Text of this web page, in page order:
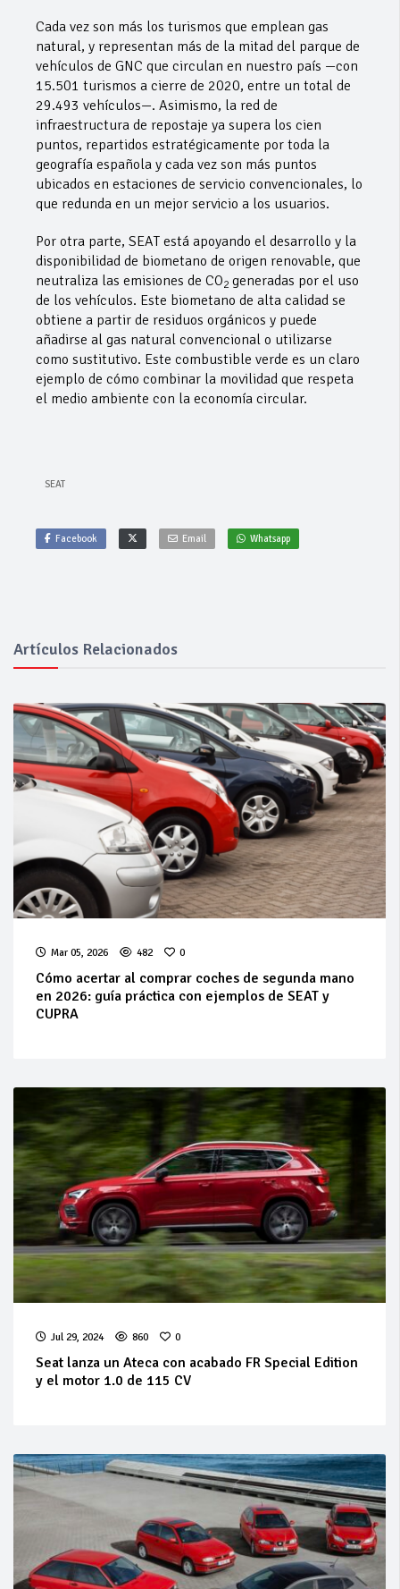
Cada vez son más los turismos que emplean gas
natural, y representan más de la mitad del parque de
vehículos de GNC que circulan en nuestro país —con
15.501 turismos a cierre de 2020, entre un total de
29.493 vehículos—. Asimismo, la red de
infraestructura de repostaje ya supera los cien
puntos, repartidos estratégicamente por toda la
geografía española y cada vez son más puntos
ubicados en estaciones de servicio convencionales, lo
que redunda en un mejor servicio a los usuarios.
Por otra parte, SEAT está apoyando el desarrollo y la
disponibilidad de biometano de origen renovable, que
neutraliza las emisiones de CO2 generadas por el uso
de los vehículos. Este biometano de alta calidad se
obtiene a partir de residuos orgánicos y puede
añadirse al gas natural convencional o utilizarse
como sustitutivo. Este combustible verde es un claro
ejemplo de cómo combinar la movilidad que respeta
el medio ambiente con la economía circular.
SEAT
Facebook Email Whatsapp
Artículos Relacionados
Mar 05, 2026 482 0
Cómo acertar al comprar coches de segunda mano
en 2026: guía práctica con ejemplos de SEAT y
CUPRA
Jul 29, 2024 860 0
Seat lanza un Ateca con acabado FR Special Edition
y el motor 1.0 de 115 CV